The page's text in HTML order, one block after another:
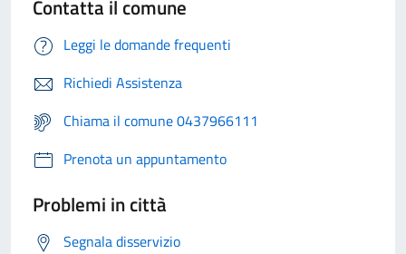
Contatta il comune
Leggi le domande frequenti
Richiedi Assistenza
Chiama il comune 0437966111
Prenota un appuntamento
Problemi in città
Segnala disservizio